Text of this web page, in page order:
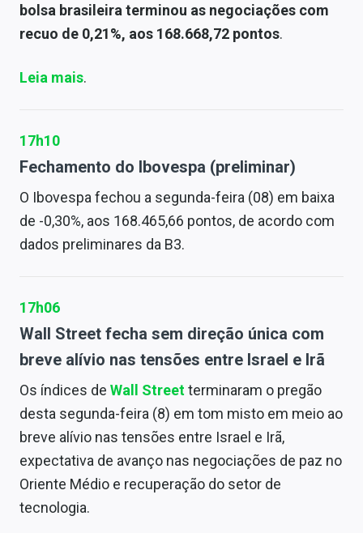
bolsa brasileira terminou as negociações com
recuo de 0,21%, aos 168.668,72 pontos.
Leia mais.
17h10
Fechamento do Ibovespa (preliminar)
O Ibovespa fechou a segunda-feira (08) em baixa
de -0,30%, aos 168.465,66 pontos, de acordo com
dados preliminares da B3.
17h06
Wall Street fecha sem direção única com
breve alívio nas tensões entre Israel e Irã
Os índices de Wall Streetterminaram o pregão
desta segunda-feira (8) em tom misto em meio ao
breve alívio nas tensões entre Israel e Irã,
expectativa de avanço nas negociações de paz no
Oriente Médio e recuperação do setor de
tecnologia.